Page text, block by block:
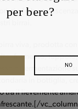
chef e la conoscenza
frumento,
di fermentazione
tra il lievemente
per bere?
NO